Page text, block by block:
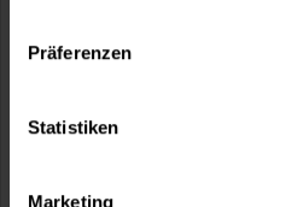
Präferenzen
Statistiken
Marketing